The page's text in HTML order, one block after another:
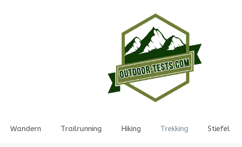
Wandern Trailrunning Hiking Trekking Stiefel